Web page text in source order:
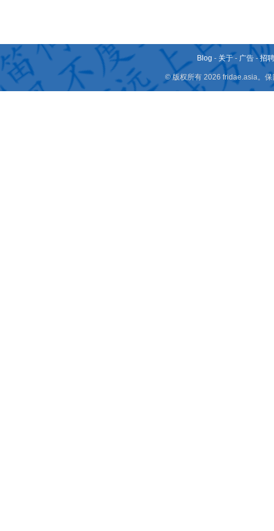
Blog - 关于 - 广告 -招
© 版权所有 2026 fridae.asia。